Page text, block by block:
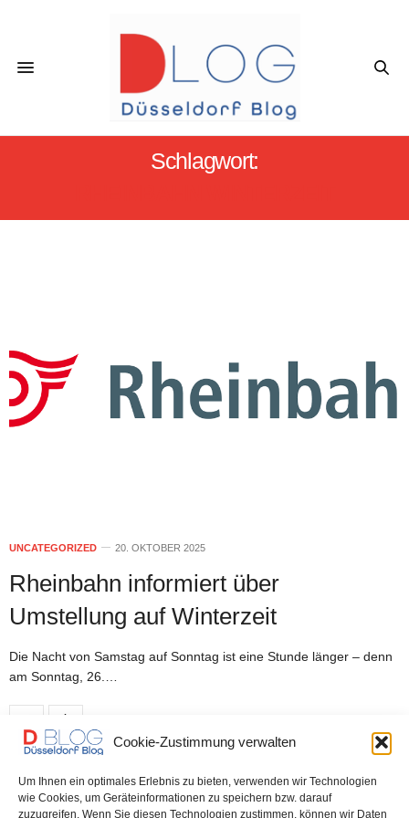
Cookie-Zustimmung verwalten
Um Ihnen ein optimales Erlebnis zu bieten, verwenden wir Technologien
wie Cookies, um Geräteinformationen zu speichern bzw. darauf
zuzugreifen. Wenn Sie diesen Technologien zustimmen, können wir Daten
Schlagwort:
UNCATEGORIZED 20. OKTOBER 2025
Rheinbahn informiert über
Umstellung auf Winterzeit
Die Nacht von Samstag auf Sonntag ist eine Stunde länger – denn
am Sonntag, 26.…
DÜSSELDORF 25. OKTOBER 2022